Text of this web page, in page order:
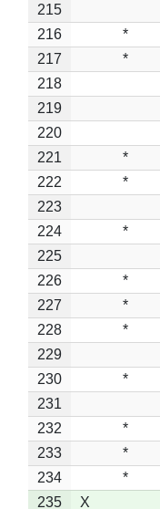
215
216
*
217
*
218
219
220
221
*
222
*
223
224
*
225
226
*
227
*
228
*
229
230
*
231
232
*
233
*
234
*
235
X